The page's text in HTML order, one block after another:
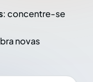
: concentre-se
novas